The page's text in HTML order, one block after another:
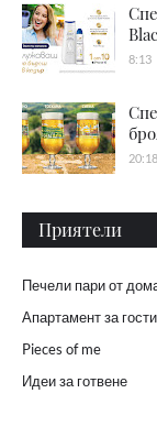
8:13
20:18
Приятели
Печели пари от
Апартамент за
Pieces of me
Идеи за готвене